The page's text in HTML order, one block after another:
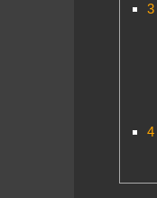
3
4